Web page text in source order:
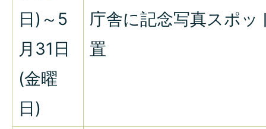
日)～5
月31日
(金曜
日)
庁舎に記念写真スポッ
置